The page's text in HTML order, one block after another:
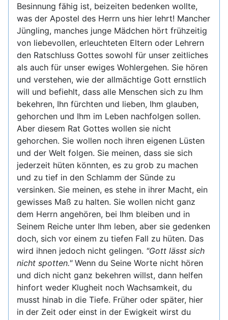
Besinnung fähig ist, beizeiten bedenken wollte,
was der Apostel des Herrn uns hier lehrt! Mancher
Jüngling, manches junge Mädchen hört frühzeitig
von liebevollen, erleuchteten Eltern oder Lehrern
den Ratschluss Gottes sowohl für unser zeitliches
als auch für unser ewiges Wohlergehen. Sie hören
und verstehen, wie der allmächtige Gott ernstlich
will und befiehlt, dass alle Menschen sich zu Ihm
bekehren, Ihn fürchten und lieben, Ihm glauben,
gehorchen und Ihm im Leben nachfolgen sollen.
Aber diesem Rat Gottes wollen sie nicht
gehorchen. Sie wollen noch ihren eigenen Lüsten
und der Welt folgen. Sie meinen, dass sie sich
jederzeit hüten könnten, es zu grob zu machen
und zu tief in den Schlamm der Sünde zu
versinken. Sie meinen, es stehe in ihrer Macht, ein
gewisses Maß zu halten. Sie wollen nicht ganz
dem Herrn angehören, bei Ihm bleiben und in
Seinem Reiche unter Ihm leben, aber sie gedenken
doch, sich vor einem zu tiefen Fall zu hüten. Das
wird ihnen jedoch nicht gelingen. "Gott lässt sich
nicht spotten."Wenn du Seine Worte nicht hören
und dich nicht ganz bekehren willst, dann helfen
hinfort weder Klugheit noch Wachsamkeit, du
musst hinab in die Tiefe. Früher oder später, hier
in der Zeit oder einst in der Ewigkeit wirst du